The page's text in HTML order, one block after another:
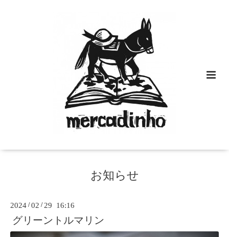
お知らせ
2024 /02 / 29 16:16
グリーントルマリン